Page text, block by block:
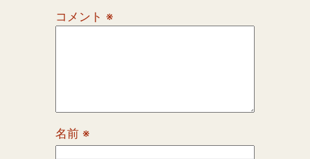
コメント ※
名前 ※